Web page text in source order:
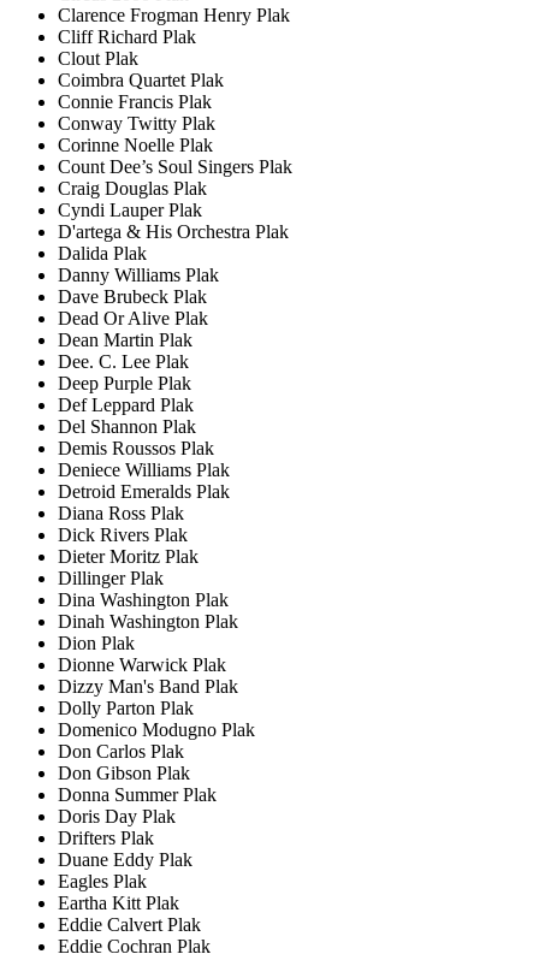
Clarence Frogman Henry Plak
Cliff Richard Plak
Clout Plak
Coimbra Quartet Plak
Connie Francis Plak
Conway Twitty Plak
Corinne Noelle Plak
Count Dee’s Soul Singers Plak
Craig Douglas Plak
Cyndi Lauper Plak
D'artega & His Orchestra Plak
Dalida Plak
Danny Williams Plak
Dave Brubeck Plak
Dead Or Alive Plak
Dean Martin Plak
Dee. C. Lee Plak
Deep Purple Plak
Def Leppard Plak
Del Shannon Plak
Demis Roussos Plak
Deniece Williams Plak
Detroid Emeralds Plak
Diana Ross Plak
Dick Rivers Plak
Dieter Moritz Plak
Dillinger Plak
Dina Washington Plak
Dinah Washington Plak
Dion Plak
Dionne Warwick Plak
Dizzy Man's Band Plak
Dolly Parton Plak
Domenico Modugno Plak
Don Carlos Plak
Don Gibson Plak
Donna Summer Plak
Doris Day Plak
Drifters Plak
Duane Eddy Plak
Eagles Plak
Eartha Kitt Plak
Eddie Calvert Plak
Eddie Cochran Plak